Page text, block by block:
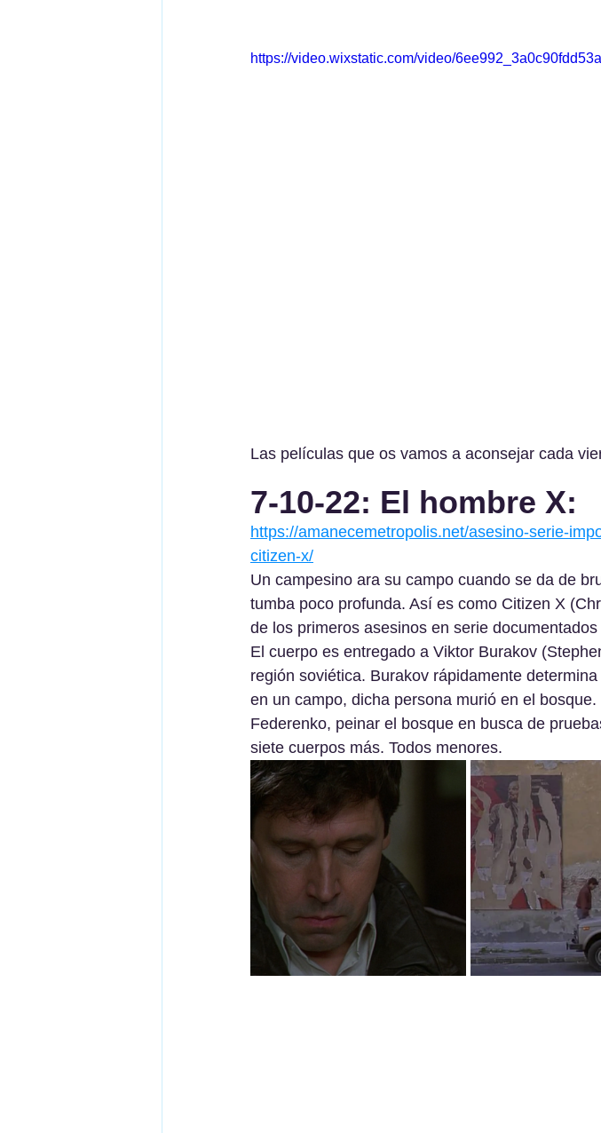
https://video.wixstatic.com/video/
Las películas que os vamos a aconsejar cada
7-10-22: El hombre X:
https://amanecemetropolis.net/asesino-serie-
citizen-x/
Un campesino ara su campo cuando se da de
tumba poco profunda. Así es como Citizen X
de los primeros asesinos en serie
El cuerpo es entregado a Viktor Burakov
región soviética. Burakov rápidamente
en un campo, dicha persona murió en el
Federenko, peinar el bosque en busca de
siete cuerpos más. Todos menores.